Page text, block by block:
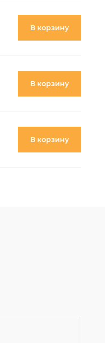
В корзину
В корзину
В корзину